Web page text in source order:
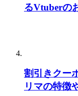
るVtuberの
割引きクー
リマの特徴